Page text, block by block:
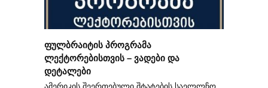
ფულბრაიტის პროგრამა
ლექტორებისთვის – ვადები და
დეტალები